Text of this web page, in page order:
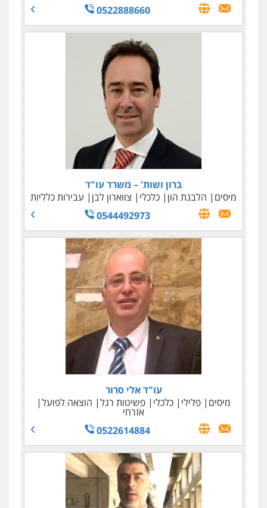
עו"ד ליאור אפשטיין
כלכלי
לשון הרע
0508774477
דורון, טיקוצקי ושות' – משרד עורכי דין
אזרחי מסחרי נדל"ן / עסקים צווארון לבן
בינלאומי
048147500
עו"ד ניר ישראל
כלכלי
מיסים הלבנת הון
0522888660
ברון ושות' – משרד עו"ד
מיסים
הלבנת הון כלכלי צווארון לבן
עבירות כלליות
0544492973
עו"ד אלי סרור
מיסים
פלילי כלכלי פשיטות רגל הוצאה לפועל
אזרחי
0522614884
0506209589